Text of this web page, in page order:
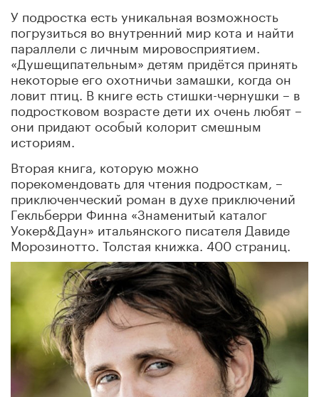
У подростка есть уникальная возможность
погрузиться во внутренний мир кота и найти
параллели с личным мировосприятием.
«Душещипательным» детям придётся принять
некоторые его охотничьи замашки, когда он
ловит птиц. В книге есть стишки-чернушки – в
подростковом возрасте дети их очень любят –
они придают особый колорит смешным
историям.
Вторая книга, которую можно
порекомендовать для чтения подросткам, –
приключенческий роман в духе приключений
Гекльберри Финна «Знаменитый каталог
Уокер&Даун» итальянского писателя Давиде
Морозинотто. Толстая книжка. 400 страниц.